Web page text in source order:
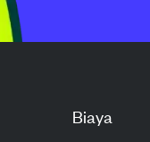
Biaya